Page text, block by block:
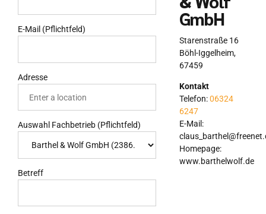
E-Mail (Pflichtfeld)
Adresse
Auswahl Fachbetrieb (Pflichtfeld)
Betreff
GmbH
Starenstraße 16
Böhl-Iggelheim,
67459
Kontakt
Telefon:06324
6247
E-Mail:
Homepage:
www.barthelwolf.de